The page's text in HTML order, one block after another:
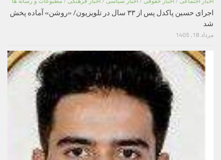
اجرای حسین پاکدل پس از ۳۳ سال در تلویزیون/ «روشن» آماده پخش
شد
مرداد 18, 1405